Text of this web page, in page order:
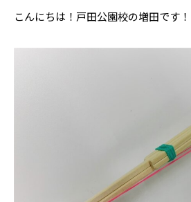
こんにちは！戸田公園校の増田です！